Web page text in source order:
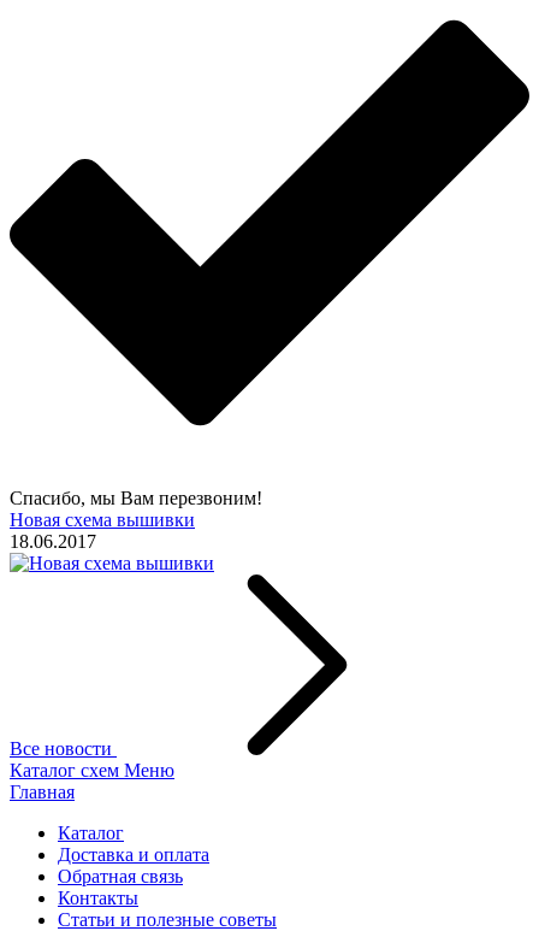
Спасибо, мы Вам перезвоним!
Новая схема вышивки
18.06.2017
Все новости
Каталог схем Меню
Главная
Каталог
Доставка и оплата
Обратная связь
Контакты
Статьи и полезные советы